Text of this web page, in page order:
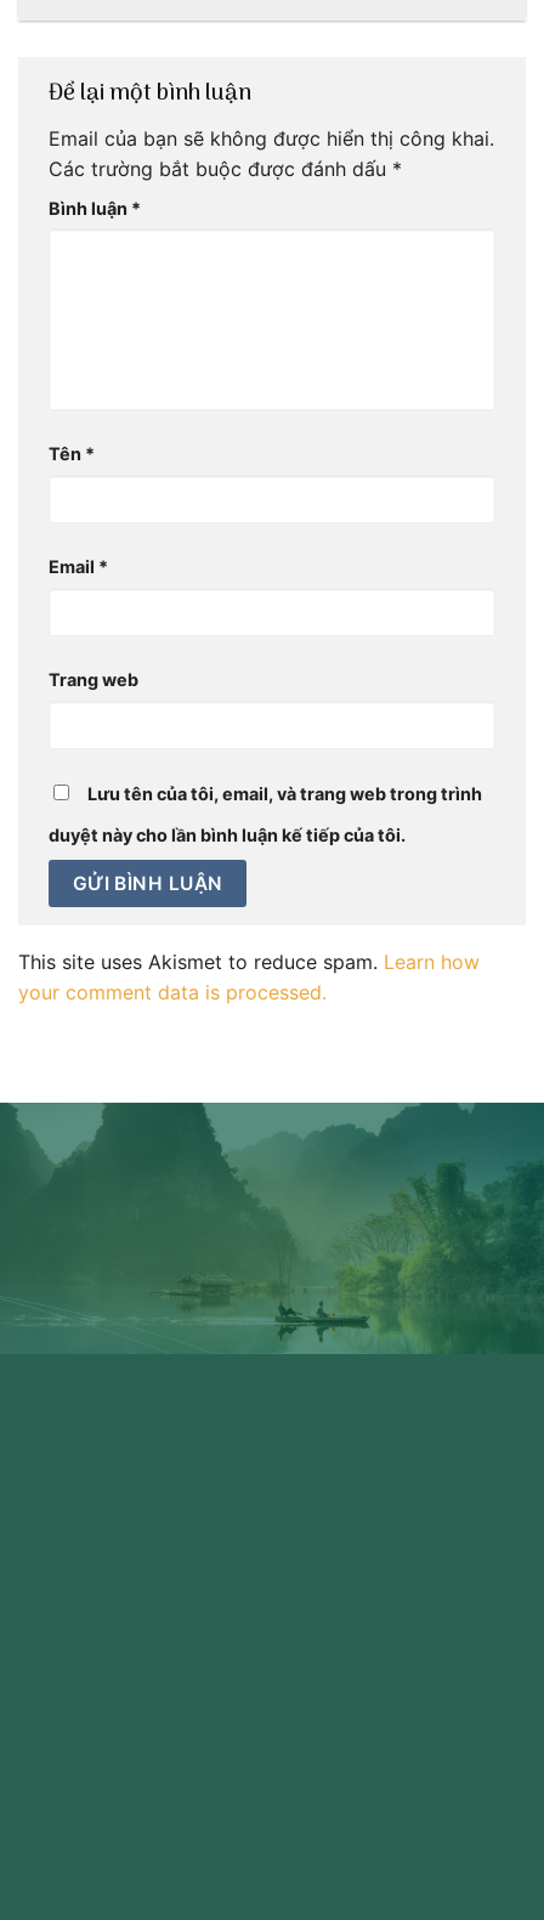
Để lại một bình luận
Email của bạn sẽ không được hiển thị công khai.
Các trường bắt buộc được đánh dấu *
Bình luận *
Tên *
Email *
Trang web
Lưu tên của tôi, email, và trang web trong trình
duyệt này cho lần bình luận kế tiếp của tôi.
This site uses Akismet to reduce spam. Learn how
your comment data is processed.